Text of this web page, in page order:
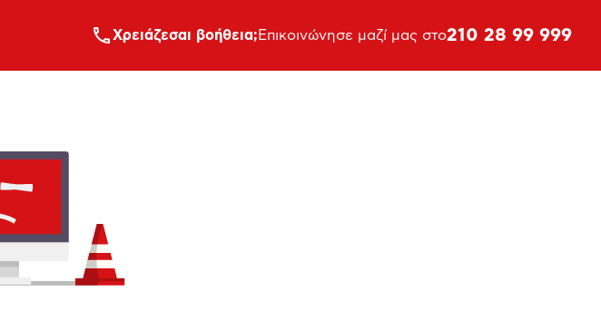
Xρειάζεσαι βοήθεια; Επικοινώνησε μαζί μας στο210 28 99 999